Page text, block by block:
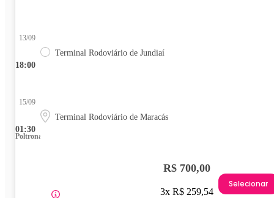
18:00
13/09
Terminal Rodoviário de Jundiaí
01:30
15/09
Terminal Rodoviário de Maracás
Poltrona
R$ 700,00
3x R$ 259,54
Selecionar